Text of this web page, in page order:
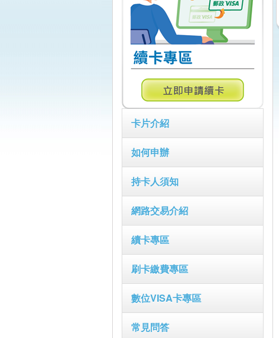
卡片介紹
如何申辦
持卡人須知
網路交易介紹
續卡專區
刷卡繳費專區
數位VISA卡專區
常見問答